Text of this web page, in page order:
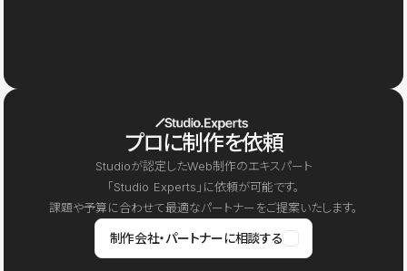
プロに制作を依頼
Studioが認定したWeb制作のエキスパート
「Studio Experts」に依頼が可能です。
課題や予算に合わせて最適なパートナーをご提案いたします。
制作会社・パートナーに相談する